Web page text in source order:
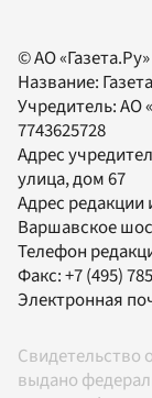
© АО
Название:
Учредитель:АО
7743625728
Адрес
улица, дом 67
Адрес редакции
Варшавское
Телефон
Факс:+7 (495)
Электронная
Свидетельство
выдано